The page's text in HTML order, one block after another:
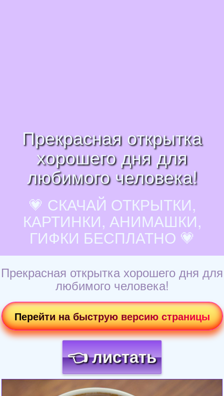
Прекрасная открытка
хорошего дня для
любимого человека!
💗 СКАЧАЙ ОТКРЫТКИ,
КАРТИНКИ, АНИМАШКИ,
ГИФКИ БЕСПЛАТНО 💗
Прекрасная открытка хорошего дня для
любимого человека!
Перейти на быструю версию страницы
👈 листать
Загрузка картинки...